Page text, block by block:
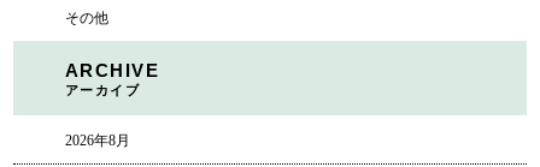
その他
ARCHIVE
アーカイブ
2026年8月